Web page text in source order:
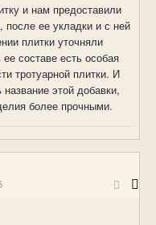
и нам предоставили
ее укладки и с ней
плитки уточняли
составе есть особая
тротуарной плитки. И
этой добавки,
более прочными.